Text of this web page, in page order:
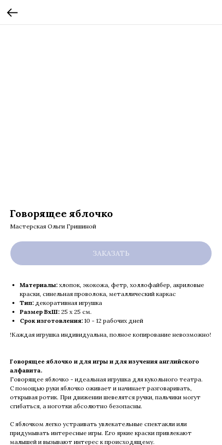
Говорящее яблочко
Мастерская Ольги Гришиной
ЗАКАЗАТЬ
Материалы: хлопок, экокожа, фетр, холлофайбер, акриловые
краски, синельная проволока, металлический каркас
Тип: декоративная игрушка
Размер ВхШ: 25 х 25 см.
Срок изготовления: 10 - 12 рабочих дней
!Каждая игрушка индивидуальна, полное копирование невозможно!
Говорящее яблочко и для игры и для изучения английского
алфавита.
Говорящее яблочко - идеальная игрушка для кукольного театра.
С помощью руки яблочко оживает и начинает разговаривать,
открывая ротик. При движении шевелятся ручки, пальчики могут
сгибаться, а ноготки абсолютно безопасны.
С яблочком легко устраивать увлекательные спектакли или
придумывать интересные игры. Его яркие краски привлекают
малышей и вызывают интерес к происходящему.